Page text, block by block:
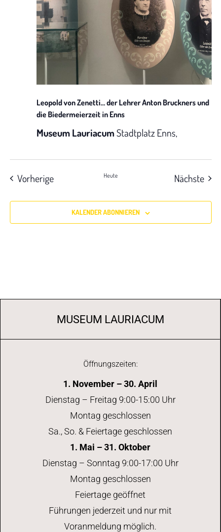
Leopold von Zenetti… der Lehrer Anton Bruckners und
die Biedermeierzeit in Enns
Museum LauriacumStadtplatz Enns,
VorherigeVeranstaltungen
Heute Nächste
KALENDER ABONNIEREN
MUSEUM LAURIACUM
Öffnungszeiten:
1. November – 30. April
Dienstag – Freitag 9:00-15:00 Uhr
Montag geschlossen
Sa., So. & Feiertage geschlossen
1. Mai – 31. Oktober
Dienstag – Sonntag 9:00-17:00 Uhr
Montag geschlossen
Feiertage geöffnet
Führungen jederzeit und nur mit
Voranmeldung möglich.